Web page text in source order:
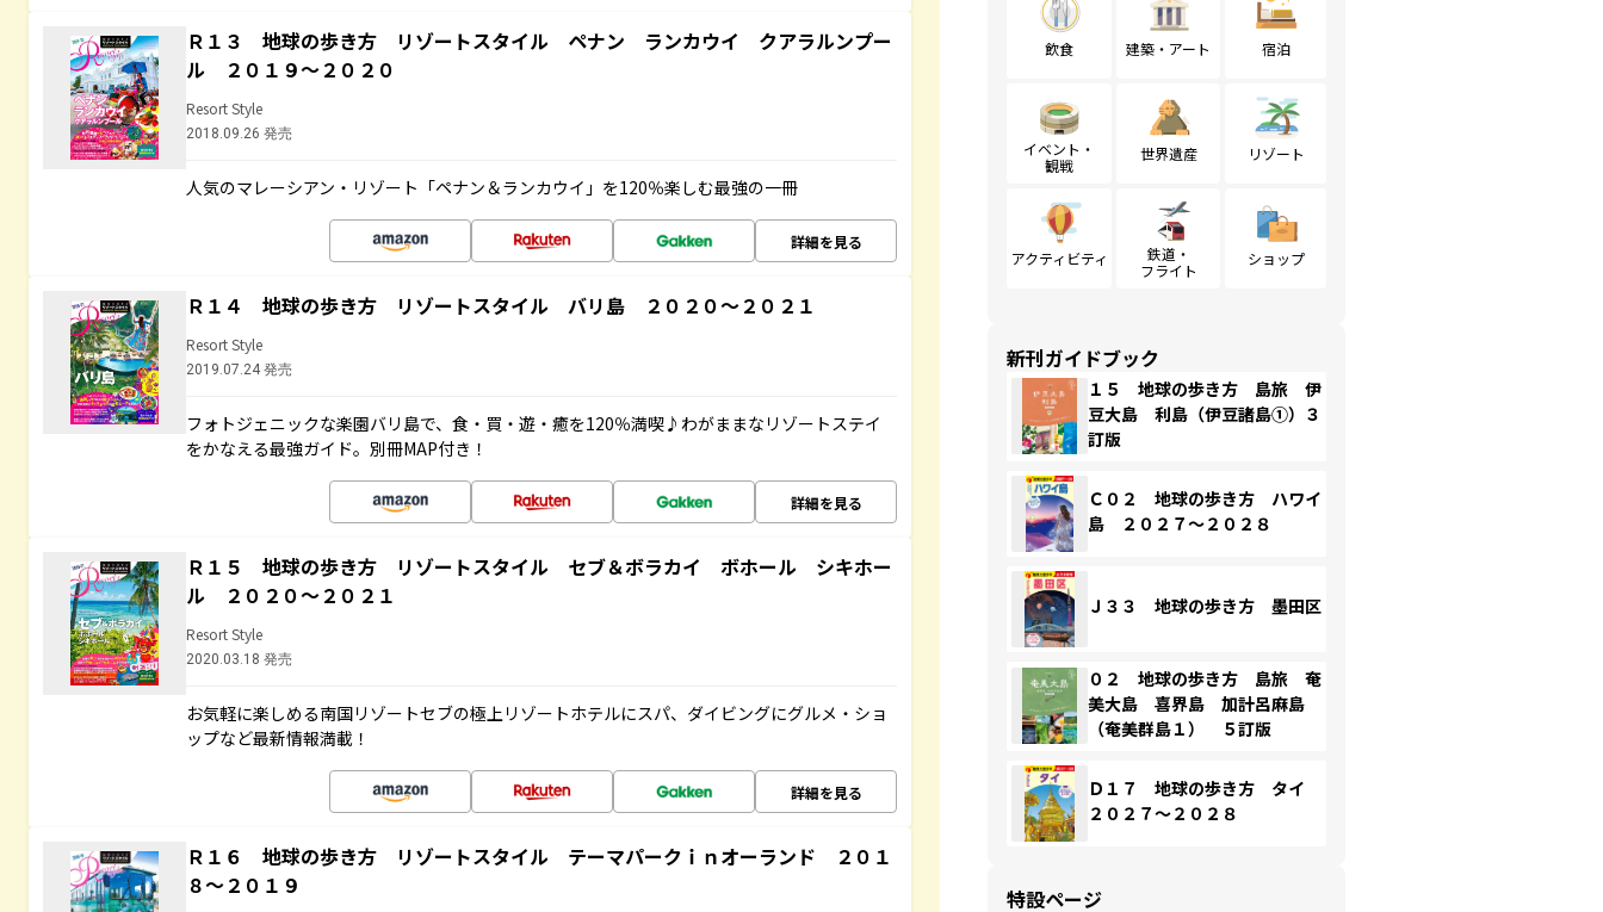
Ｒ１３ 地球の歩き方 リゾートスタイル ペナン ランカウイ クアラルンプー
ル ２０１９～２０２０
Resort Style
2018.09.26 発売
人気のマレーシアン・リゾート「ペナン＆ランカウイ」を120％楽しむ最強の一冊
詳細を見る
Ｒ１４ 地球の歩き方 リゾートスタイル バリ島 ２０２０～２０２１
Resort Style
2019.07.24 発売
フォトジェニックな楽園バリ島で、食・買・遊・癒を120％満喫♪わがままなリゾートステイ
をかなえる最強ガイド。別冊MAP付き！
詳細を見る
Ｒ１５ 地球の歩き方 リゾートスタイル セブ＆ボラカイ ボホール シキホー
ル ２０２０～２０２１
Resort Style
2020.03.18 発売
お気軽に楽しめる南国リゾートセブの極上リゾートホテルにスパ、ダイビングにグルメ・ショ
ップなど最新情報満載！
詳細を見る
Ｒ１６ 地球の歩き方 リゾートスタイル テーマパークｉｎオーランド ２０１
８～２０１９
飲食 建築・アート 宿泊
イベント・
観戦
世界遺産 リゾート
アクティビティ
鉄道・
フライト
ショップ
新刊ガイドブック
１５ 地球の歩き方 島旅 伊
豆大島 利島（伊豆諸島①）３
訂版
Ｃ０２ 地球の歩き方 ハワイ
島 ２０２７～２０２８
Ｊ３３ 地球の歩き方 墨田区
０２ 地球の歩き方 島旅 奄
美大島 喜界島 加計呂麻島
（奄美群島１） ５訂版
Ｄ１７ 地球の歩き方 タイ
２０２７～２０２８
特設ページ